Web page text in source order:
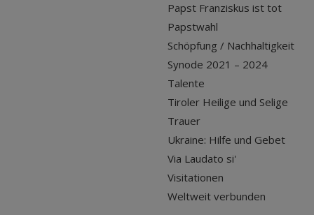
Papst Franziskus ist tot
Papstwahl
Schöpfung / Nachhaltigkeit
Synode 2021 – 2024
Talente
Tiroler Heilige und Selige
Trauer
Ukraine: Hilfe und Gebet
Via Laudato si'
Visitationen
Weltweit verbunden